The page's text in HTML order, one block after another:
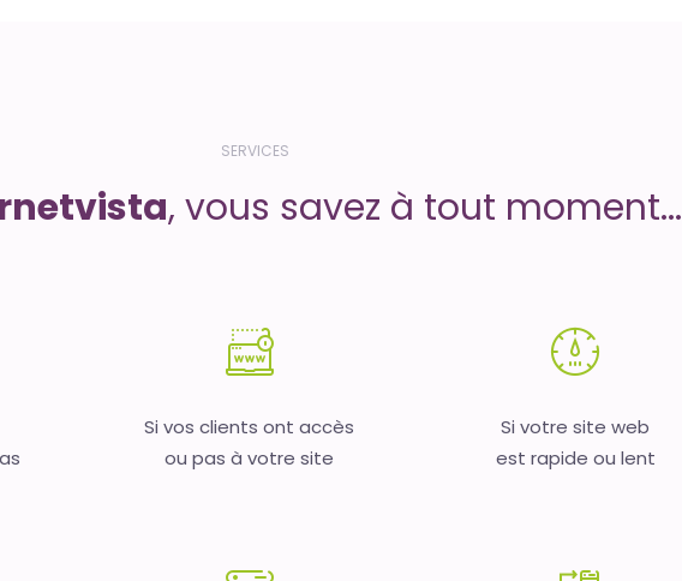
SERVICES
, vous savez à tout moment...
Si vos clients ont accès
ou pas à votre site
Si votre site web
est rapide ou lent